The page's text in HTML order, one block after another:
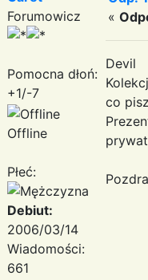
Forumowicz
Pomocna dłoń:
+1/-7
Offline
Płeć:
Debiut:
2006/03/14
Wiadomości:
661
«
Devil
co